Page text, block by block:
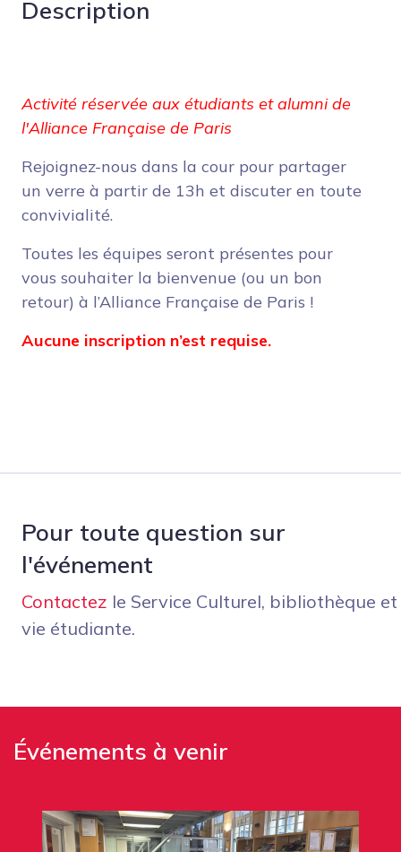
Description
Activité réservée aux étudiants et alumni de
l'Alliance Française de Paris
Rejoignez-nous dans la cour pour partager
un verre à partir de 13h et discuter en toute
convivialité.
Toutes les équipes seront présentes pour
vous souhaiter la bienvenue (ou un bon
retour) à l’Alliance Française de Paris !
Aucune inscription n’est requise.
Pour toute question sur
l'événement
Contactez le Service Culturel, bibliothèque et
vie étudiante.
Événements à venir